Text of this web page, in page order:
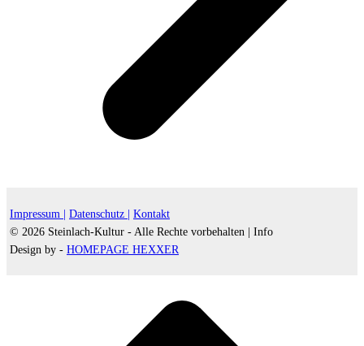
Impressum | Datenschutz |
Kontakt
© 2026 Steinlach-Kultur - Alle Rechte vorbehalten |
Info
Design by - HOMEPAGE HEXXER